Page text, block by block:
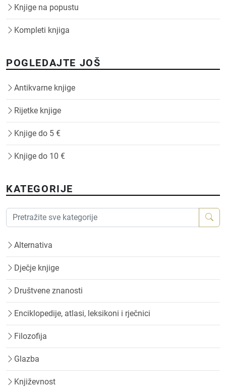
Knjige na popustu
Kompleti knjiga
POGLEDAJTE JOŠ
Antikvarne knjige
Rijetke knjige
Knjige do 5 €
Knjige do 10 €
KATEGORIJE
Alternativa
Dječje knjige
Društvene znanosti
Enciklopedije, atlasi, leksikoni i rječnici
Filozofija
Glazba
Književnost